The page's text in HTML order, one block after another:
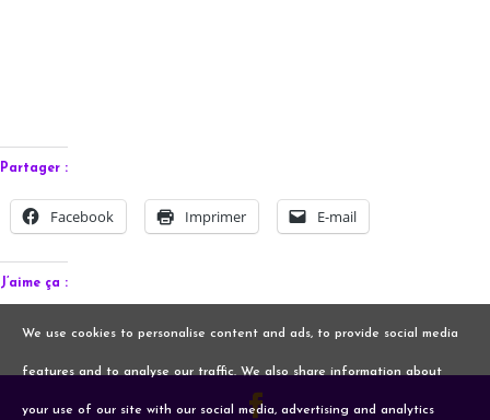
Partager :
Facebook Imprimer E-mail
J’aime ça :
We use cookies to personalise content and ads, to provide social media
features and to analyse our traffic. We also share information about
your use of our site with our social media, advertising and analytics